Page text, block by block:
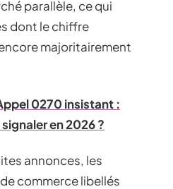
parallèle, ce qui
dont le chiffre
majoritairement
0270 insistant :
en 2026 ?
annonces, les
commerce libellés